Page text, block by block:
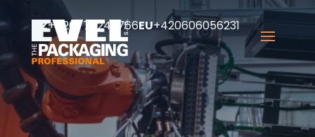
CZ+420777249766EU+420606056231